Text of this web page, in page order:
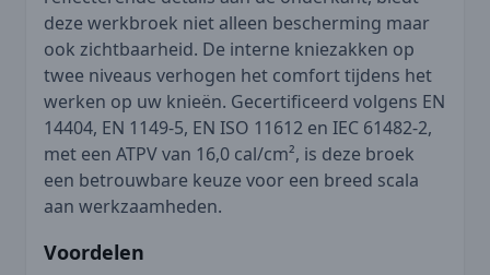
deze werkbroek niet alleen bescherming maar
ook zichtbaarheid. De interne kniezakken op
twee niveaus verhogen het comfort tijdens het
werken op uw knieën. Gecertificeerd volgens EN
14404, EN 1149-5, EN ISO 11612 en IEC 61482-2,
met een ATPV van 16,0 cal/cm², is deze broek
een betrouwbare keuze voor een breed scala
aan werkzaamheden.
Voordelen